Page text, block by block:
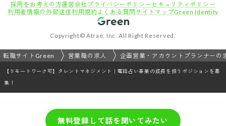
無料登録して話を聞いてみたい
採用をお考えの方運営会社 プライバシーポリシーセキュリティポリシー
利用者情報の外部送信利用規約 よくある質問 サイトマップGreen Identity
Copyright© Atrae, Inc. All Right Reserved.
転職サイトGreen 営業職の求人 企画営業・アカウントプランナーの
【リモートワーク可】タレントマネジメント｜電話占い事業の成長を担うポジションを募
集！